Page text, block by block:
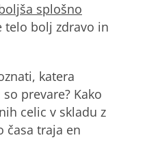
splošno
telo bolj zdravo in
katera
prevare? Kako
celic v skladu z
časa traja en